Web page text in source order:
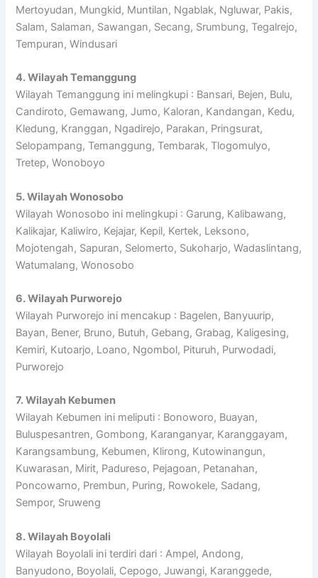
Mertoyudan, Mungkid, Muntilan, Ngablak, Ngluwar, Pakis,
Salam, Salaman, Sawangan, Secang, Srumbung, Tegalrejo,
Tempuran, Windusari
4. Wilayah Temanggung
Wilayah Temanggung ini melingkupi : Bansari, Bejen, Bulu,
Candiroto, Gemawang, Jumo, Kaloran, Kandangan, Kedu,
Kledung, Kranggan, Ngadirejo, Parakan, Pringsurat,
Selopampang, Temanggung, Tembarak, Tlogomulyo,
Tretep, Wonoboyo
5. Wilayah Wonosobo
Wilayah Wonosobo ini melingkupi : Garung, Kalibawang,
Kalikajar, Kaliwiro, Kejajar, Kepil, Kertek, Leksono,
Mojotengah, Sapuran, Selomerto, Sukoharjo, Wadaslintang,
Watumalang, Wonosobo
6. Wilayah Purworejo
Wilayah Purworejo ini mencakup : Bagelen, Banyuurip,
Bayan, Bener, Bruno, Butuh, Gebang, Grabag, Kaligesing,
Kemiri, Kutoarjo, Loano, Ngombol, Pituruh, Purwodadi,
Purworejo
7. Wilayah Kebumen
Wilayah Kebumen ini meliputi : Bonoworo, Buayan,
Buluspesantren, Gombong, Karanganyar, Karanggayam,
Karangsambung, Kebumen, Klirong, Kutowinangun,
Kuwarasan, Mirit, Padureso, Pejagoan, Petanahan,
Poncowarno, Prembun, Puring, Rowokele, Sadang,
Sempor, Sruweng
8. Wilayah Boyolali
Wilayah Boyolali ini terdiri dari : Ampel, Andong,
Banyudono, Boyolali, Cepogo, Juwangi, Karanggede,